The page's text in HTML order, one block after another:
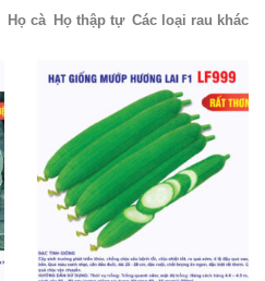
Họ cà Họ thập tự Các loại rau khác